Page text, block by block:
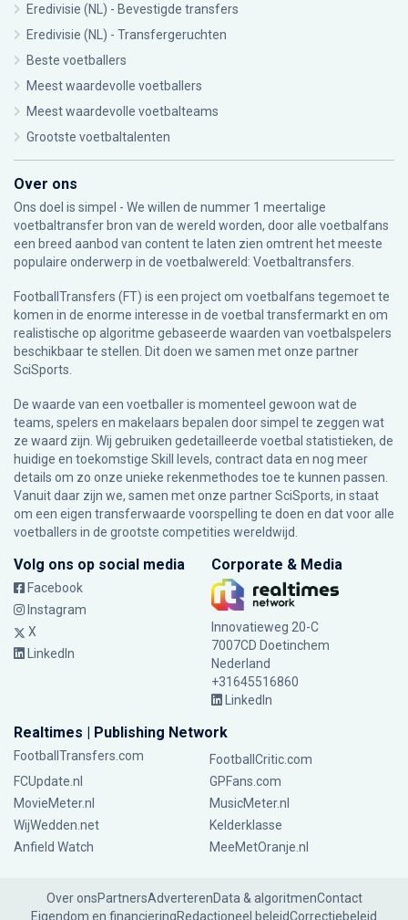
Eredivisie (NL) - Bevestigde transfers
Eredivisie (NL) - Transfergeruchten
Beste voetballers
Meest waardevolle voetballers
Meest waardevolle voetbalteams
Grootste voetbaltalenten
Over ons
Ons doel is simpel - We willen de nummer 1 meertalige
voetbaltransfer bron van de wereld worden, door alle voetbalfans
een breed aanbod van content te laten zien omtrent het meeste
populaire onderwerp in de voetbalwereld: Voetbaltransfers.
FootballTransfers (FT) is een project om voetbalfans tegemoet te
komen in de enorme interesse in de voetbal transfermarkt en om
realistische op algoritme gebaseerde waarden van voetbalspelers
beschikbaar te stellen. Dit doen we samen met onze partner
SciSports.
De waarde van een voetballer is momenteel gewoon wat de
teams, spelers en makelaars bepalen door simpel te zeggen wat
ze waard zijn. Wij gebruiken gedetailleerde voetbal statistieken, de
huidige en toekomstige Skill levels, contract data en nog meer
details om zo onze unieke rekenmethodes toe te kunnen passen.
Vanuit daar zijn we, samen met onze partner SciSports, in staat
om een eigen transferwaarde voorspelling te doen en dat voor alle
voetballers in de grootste competities wereldwijd.
Volg ons op social media
Facebook
Instagram
X
LinkedIn
Corporate & Media
Innovatieweg 20-C
7007CD Doetinchem
Nederland
+31645516860
LinkedIn
Realtimes | Publishing Network
FootballTransfers.com
FootballCritic.com
FCUpdate.nl
GPFans.com
MovieMeter.nl
MusicMeter.nl
WijWedden.net
Kelderklasse
Anfield Watch
MeeMetOranje.nl
Over onsPartnersAdverterenData & algoritmenContact
Eigendom en financieringRedactioneel beleidCorrectiebeleid